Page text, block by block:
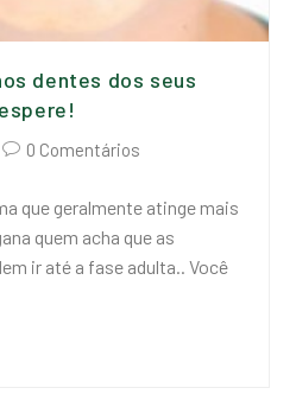
dentes dos seus
0 Comentários
que geralmente atinge mais
quem acha que as
ir até a fase adulta.. Você